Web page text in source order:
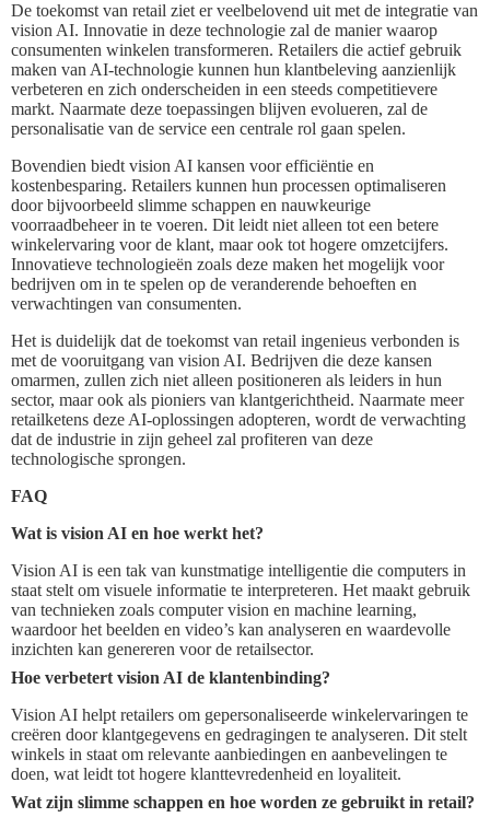
De toekomst van retail ziet er veelbelovend uit met de integratie van
vision AI. Innovatie in deze technologie zal de manier waarop
consumenten winkelen transformeren. Retailers die actief gebruik
maken van AI-technologie kunnen hun klantbeleving aanzienlijk
verbeteren en zich onderscheiden in een steeds competitievere
markt. Naarmate deze toepassingen blijven evolueren, zal de
personalisatie van de service een centrale rol gaan spelen.
Bovendien biedt vision AI kansen voor efficiëntie en
kostenbesparing. Retailers kunnen hun processen optimaliseren
door bijvoorbeeld slimme schappen en nauwkeurige
voorraadbeheer in te voeren. Dit leidt niet alleen tot een betere
winkelervaring voor de klant, maar ook tot hogere omzetcijfers.
Innovatieve technologieën zoals deze maken het mogelijk voor
bedrijven om in te spelen op de veranderende behoeften en
verwachtingen van consumenten.
Het is duidelijk dat de toekomst van retail ingenieus verbonden is
met de vooruitgang van vision AI. Bedrijven die deze kansen
omarmen, zullen zich niet alleen positioneren als leiders in hun
sector, maar ook als pioniers van klantgerichtheid. Naarmate meer
retailketens deze AI-oplossingen adopteren, wordt de verwachting
dat de industrie in zijn geheel zal profiteren van deze
technologische sprongen.
FAQ
Wat is vision AI en hoe werkt het?
Vision AI is een tak van kunstmatige intelligentie die computers in
staat stelt om visuele informatie te interpreteren. Het maakt gebruik
van technieken zoals computer vision en machine learning,
waardoor het beelden en video’s kan analyseren en waardevolle
inzichten kan genereren voor de retailsector.
Hoe verbetert vision AI de klantenbinding?
Vision AI helpt retailers om gepersonaliseerde winkelervaringen te
creëren door klantgegevens en gedragingen te analyseren. Dit stelt
winkels in staat om relevante aanbiedingen en aanbevelingen te
doen, wat leidt tot hogere klanttevredenheid en loyaliteit.
Wat zijn slimme schappen en hoe worden ze gebruikt in retail?